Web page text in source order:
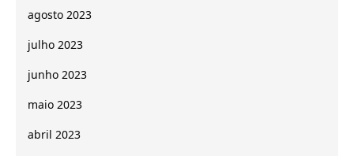
agosto 2023
julho 2023
junho 2023
maio 2023
abril 2023